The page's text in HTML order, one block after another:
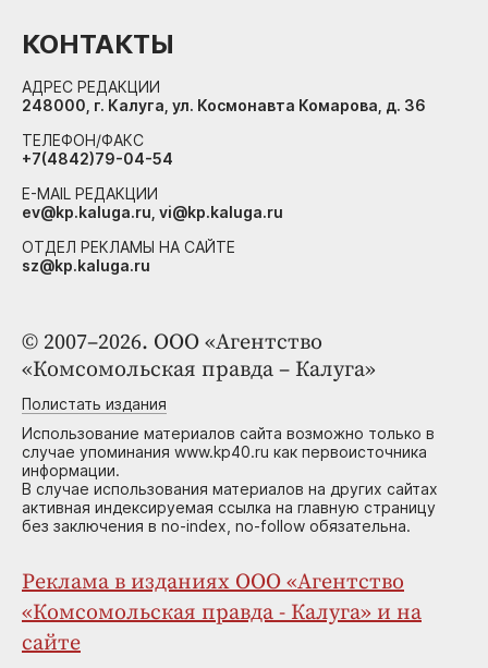
© 2007–2026. ООО «Агентство
«Комсомольская правда – Калуга»
Полистать издания
Использование материалов сайта возможно только в
случае упоминания www.kp40.ru как первоисточника
информации.
В случае использования материалов на других сайтах
активная индексируемая ссылка на главную страницу
без заключения в no-index, no-follow обязательна.
Реклама в изданиях ООО «Агентство
«Комсомольская правда - Калуга» и на
сайте
КОНТАКТЫ
АДРЕС РЕДАКЦИИ
248000, г. Калуга, ул. Космонавта Комарова, д. 36
ТЕЛЕФОН/ФАКС
+7(4842)79-04-54
E-MAIL РЕДАКЦИИ
ev@kp.kaluga.ru, vi@kp.kaluga.ru
ОТДЕЛ РЕКЛАМЫ НА САЙТЕ
sz@kp.kaluga.ru